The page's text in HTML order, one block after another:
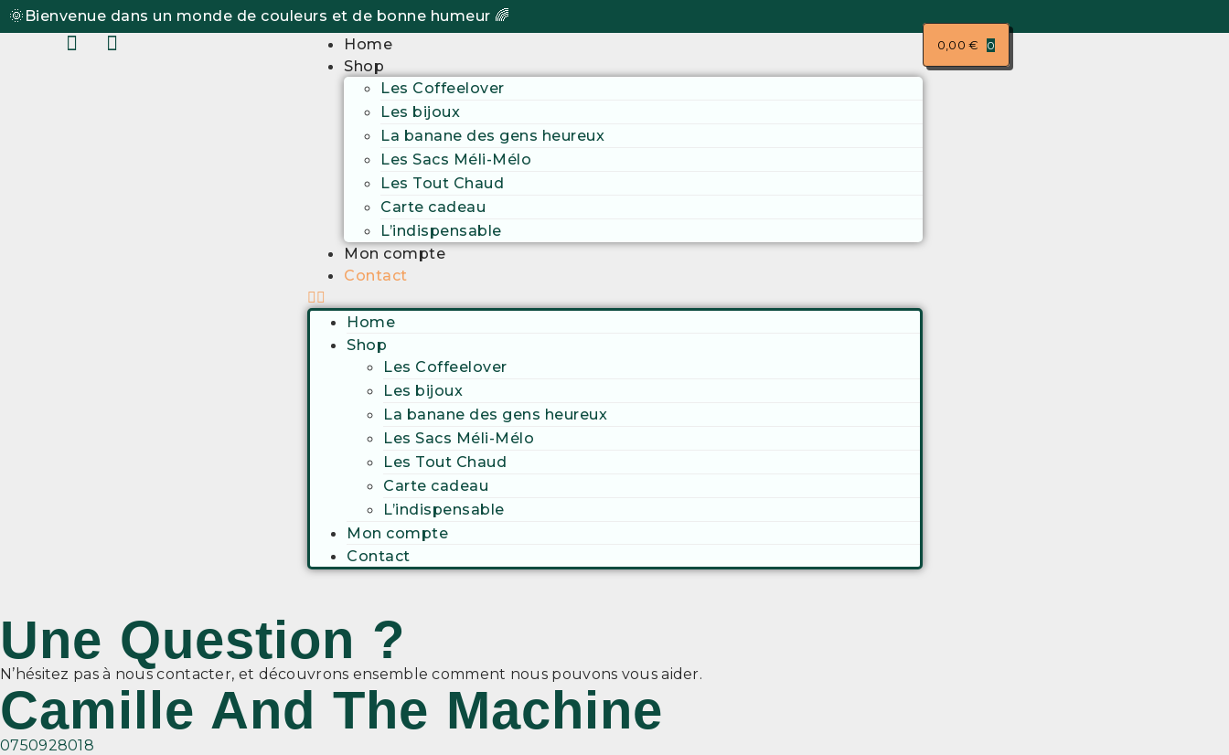
🌞Bienvenue dans un monde de couleurs et de bonne humeur 🌈
Home
Shop
Les Coffeelover
Les bijoux
La banane des gens heureux
Les Sacs Méli-Mélo
Les Tout Chaud
Carte cadeau
L’indispensable
Mon compte
Contact
Home
Shop
Les Coffeelover
Les bijoux
La banane des gens heureux
Les Sacs Méli-Mélo
Les Tout Chaud
Carte cadeau
L’indispensable
Mon compte
Contact
0,00€ 0
Une Question ?
N’hésitez pas à nous contacter, et découvrons ensemble comment nous pouvons vous aider.
Camille And The Machine
0750928018